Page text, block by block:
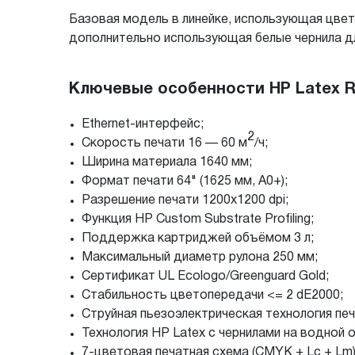
Базовая модель в линейке, использующая
дополнительно использующая белые чернила
Ключевые особенности HP Latex
Ethernet-интерфейс;
Скорость печати 16 — 60 м
2
/ч;
Ширина материала 1640 мм;
Формат печати 64" (1625 мм, A0+);
Разрешение печати 1200x1200 dpi;
Функция HP Custom Substrate Profiling;
Поддержка картриджей объёмом 3 л;
Максимальный диаметр рулона 250 мм;
Сертификат UL Ecologo/Greenguard Gold;
Стабильность цветопередачи <= 2 dE2000;
Струйная пьезоэлектрическая технология
Технология HP Latex с чернилами на водной
7-цветовая печатная схема (CMYK + Lc +